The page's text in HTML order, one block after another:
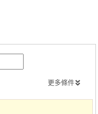
更多條件